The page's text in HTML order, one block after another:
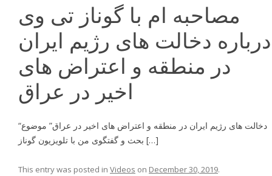
مصاحبه ام با گوناز تی وی
درباره دخالت هاى رژيم ايران
در منطقه و اعتراض هاى
اخير در عراق
“دخالت هاى رژيم ايران در منطقه و اعتراض هاى اخير در عراق” موضوع
بحث و گفتگوى من با تلويزيون گوناز […]
This entry was posted in Videos on December 30, 2019.